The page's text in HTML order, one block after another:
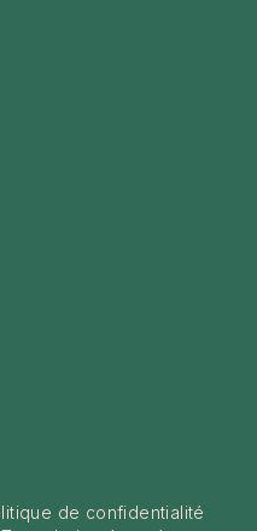
de confidentialité